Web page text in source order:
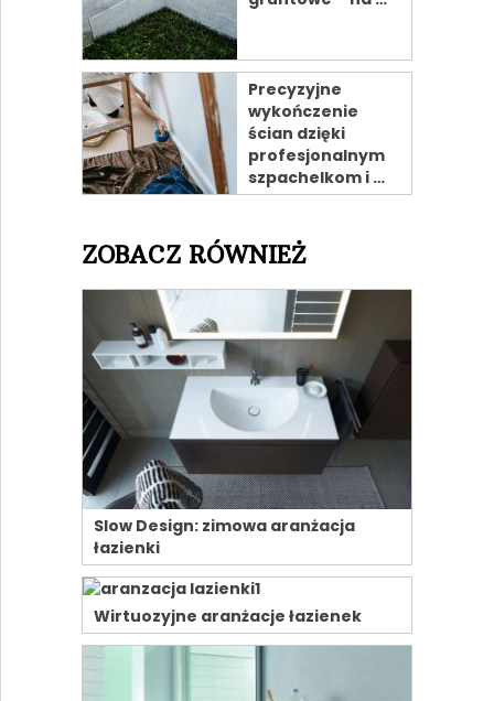
Precyzyjne
wykończenie
ścian dzięki
profesjonalnym
szpachelkom i …
ZOBACZ RÓWNIEŻ
Slow Design: zimowa aranżacja
łazienki
Wirtuozyjne aranżacje łazienek